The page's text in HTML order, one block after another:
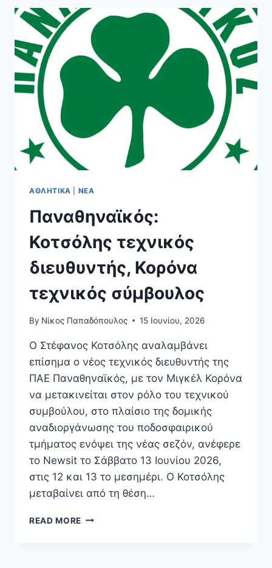
Η
ΠΡΟΘΕΣΜΊΑ
ΓΙΑ
ΈΚΠΤΩΣΗ
3%
ΑΘΛΗΤΙΚΆ ΝΈΑ
Παναθηναϊκός:
Κοτσόλης τεχνικός
διευθυντής, Κορόνα
τεχνικός σύμβουλος
By Νίκος Παπαδόπουλος 15 Ιουνίου, 2026
Ο Στέφανος Κοτσόλης αναλαμβάνει
επίσημα ο νέος τεχνικός διευθυντής της
ΠΑΕ Παναθηναϊκός, με τον Μιγκέλ Κορόνα
να μετακινείται στον ρόλο του τεχνικού
συμβούλου, στο πλαίσιο της δομικής
αναδιοργάνωσης του ποδοσφαιρικού
τμήματος ενόψει της νέας σεζόν, ανέφερε
το Newsit το Σάββατο 13 Ιουνίου 2026,
στις 12 και 13 το μεσημέρι. Ο Κοτσόλης
μεταβαίνει από τη θέση…
READ MORE ΠΑΝΑΘΗΝΑΪΚΌΣ: